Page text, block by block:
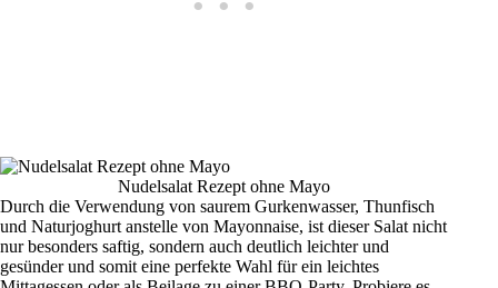
Nudelsalat Rezept ohne Mayo
Durch die Verwendung von saurem Gurkenwasser, Thunfisch
und Naturjoghurt anstelle von Mayonnaise, ist dieser Salat nicht
nur besonders saftig, sondern auch deutlich leichter und
gesünder und somit eine perfekte Wahl für ein leichtes